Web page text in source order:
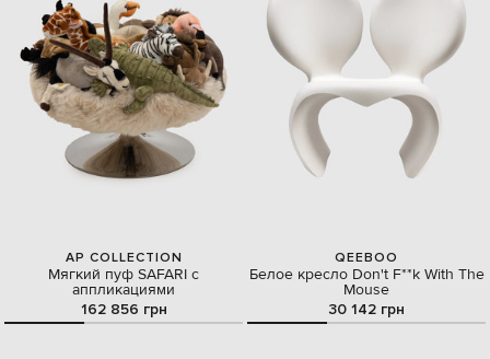
AP COLLECTION
Мягкий пуф SAFARI с
аппликациями
162 856 грн
QEEBOO
Белое кресло Don't F**k With The
Mouse
30 142 грн